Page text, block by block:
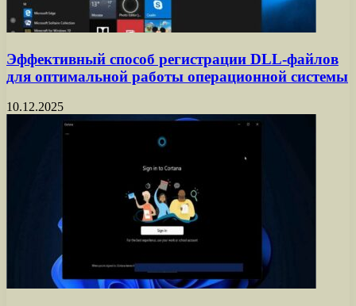
Эффективный способ регистрации DLL-файлов
для оптимальной работы операционной системы
10.12.2025